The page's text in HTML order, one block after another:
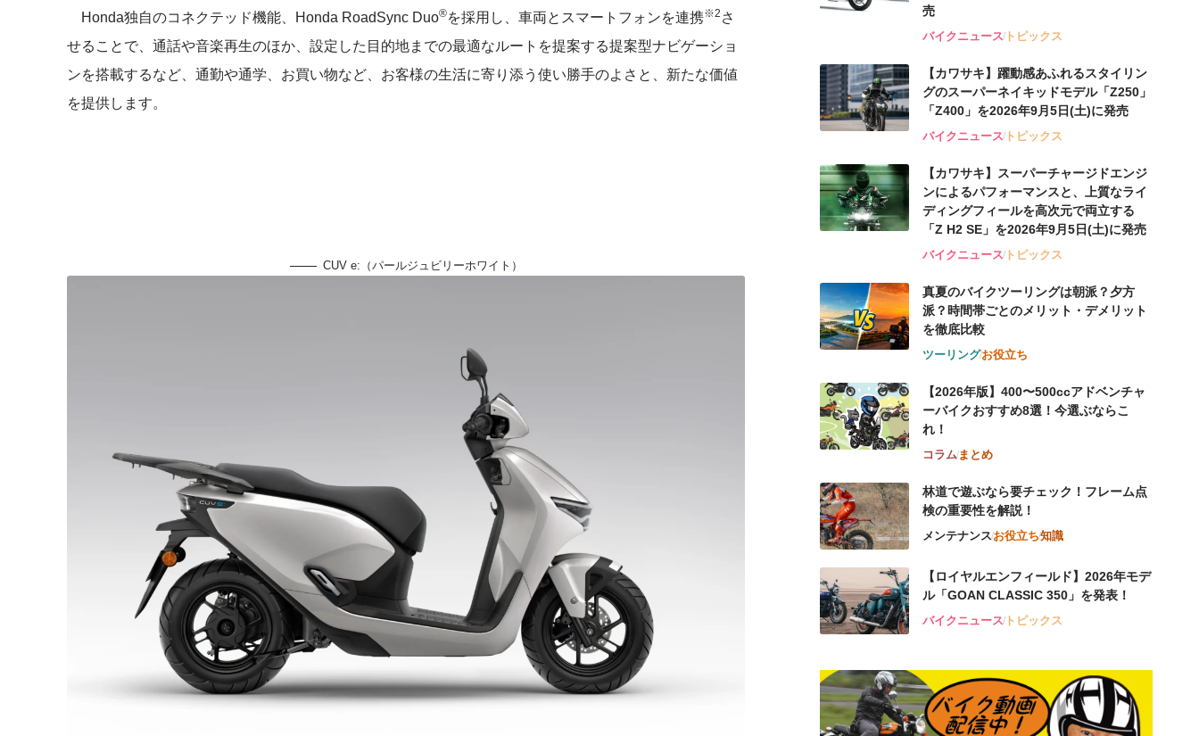
Honda独自のコネクテッド機能、Honda RoadSync Duo®を採用し、車両とスマートフォンを連携※2 さ
せることで、通話や音楽再生のほか、設定した目的地までの最適なルートを提案する提案型ナビゲーショ
ンを搭載するなど、通勤や通学、お買い物など、お客様の生活に寄り添う使い勝手のよさと、新たな価値
を提供します。
CUV e:（パールジュビリーホワイト）
売
バイクニューストピックス
【カワサキ】躍動感あふれるスタイリン
グのスーパーネイキッドモデル「Z250」
「Z400」を2026年9月5日(土)に発売
バイクニューストピックス
【カワサキ】スーパーチャージドエンジ
ンによるパフォーマンスと、上質なライ
ディングフィールを高次元で両立する
「Z H2 SE」を2026年9月5日(土)に発売
バイクニューストピックス
真夏のバイクツーリングは朝派？夕方
派？時間帯ごとのメリット・デメリット
を徹底比較
ツーリングお役立ち
【2026年版】400〜500ccアドベンチャ
ーバイクおすすめ8選！今選ぶならこ
れ！
コラムまとめ
林道で遊ぶなら要チェック！フレーム点
検の重要性を解説！
メンテナンスお役立ち知識
【ロイヤルエンフィールド】2026年モデ
ル「GOAN CLASSIC 350」を発表！
バイクニューストピックス